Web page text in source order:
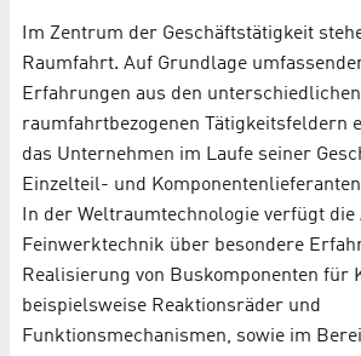
Im Zentrum der Geschäftstätigkeit
Raumfahrt. Auf Grundlage
Erfahrungen aus den unterschiedlichen
raumfahrtbezogenen Tätigkeitsfeldern
das Unternehmen im Laufe seiner
Einzelteil- und
In der Weltraumtechnologie verfügt
Feinwerktechnik über besondere
Realisierung von Buskomponenten für
beispielsweise Reaktionsräder und
Funktionsmechanismen, sowie im